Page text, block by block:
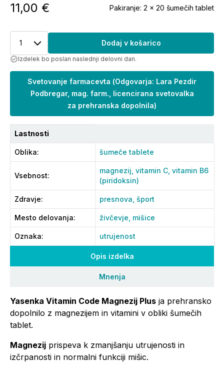
Opis izdelka
Mnenja
Yasenka Vitamin Code Magnezij Plus ja prehransko
dopolnilo z magnezijem in vitamini v obliki šumečih
tablet.
Magnezij prispeva k zmanjšanju utrujenosti in
izčrpanosti in normalni funkciji mišic.
11,00 € Pakiranje: 2 x 20 šumečih tablet
1 Dodaj v košarico
Izdelek bo poslan naslednji delovni dan.
Svetovanje farmacevta (Odgovarja: Lara Pezdir
Podbregar, mag. farm., licencirana svetovalka
za prehranska dopolnila)
Lastnosti
Oblika: šumeče tablete
Vsebnost:
magnezij, vitamin C, vitamin B6
(piridoksin)
Zdravje: presnova, šport
Mesto delovanja: živčevje, mišice
Oznaka: utrujenost